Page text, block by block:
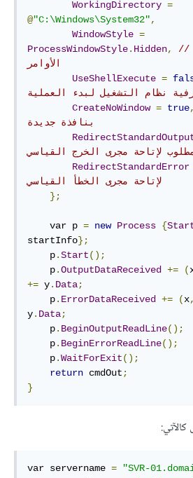
WorkingDirectory =
@"C:\Windows\System32",
WindowStyle =
ProcessWindowStyle. Hidden,
// لإخفاء نافذة سطر
الأوامر
UseShellExecute =
نظام التشغيل لبدء العملية
CreateNoWindow = true,
بنافذة جديدة
لإتاحة مجرى الخرج القياسي
RedirectStandardError
لإتاحة مجرى الخطأ القياسي
};
    var p
= new Process {
startInfo};
    p
.Start();
    p
.OutputDataReceived += (
+= y. Data;
    p
. ErrorDataReceived += (x,
y. Data;
    p
. BeginOutputReadLine();
    p
. BeginErrorReadLine();
    p
.WaitForExit();
return cmdOut ;
}
كالآتي:
var servername = "SVR-